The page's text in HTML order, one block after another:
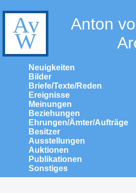
Anton
Neuigkeiten
Bilder
Briefe/Texte/Reden
Ereignisse
Meinungen
Beziehungen
Ehrungen/Ämter/Aufträge
Besitzer
Ausstellungen
Auktionen
Publikationen
Sonstiges